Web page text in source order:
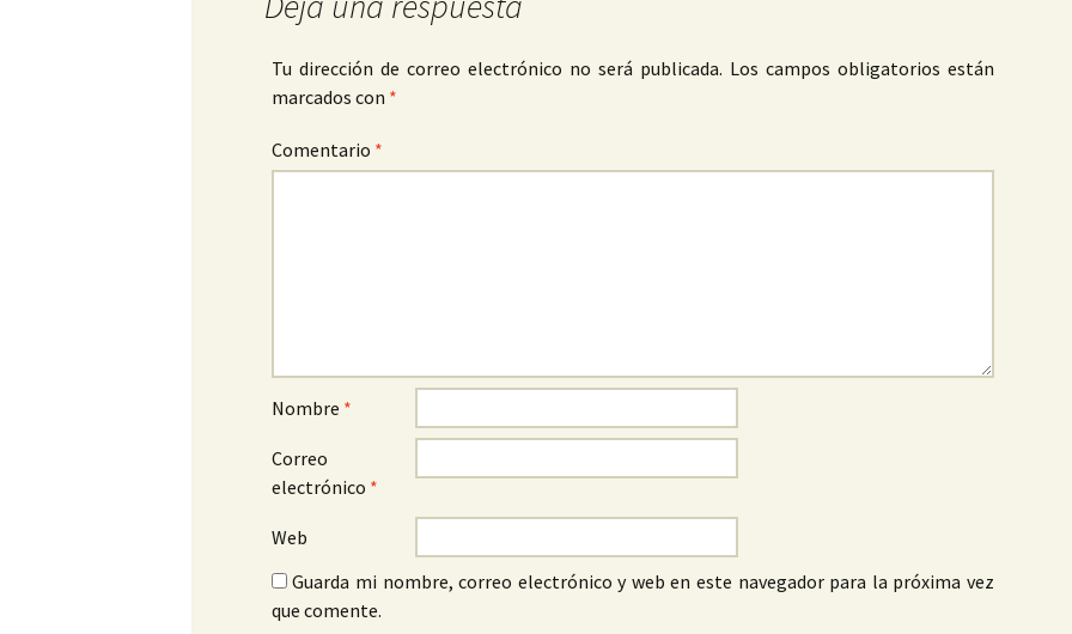
Tu dirección de correo electrónico no será publicada. Los campos obligatorios están
marcados con *
Comentario *
Nombre *
Correo
electrónico *
Web
Guarda mi nombre, correo electrónico y web en este navegador para la próxima vez
que comente.